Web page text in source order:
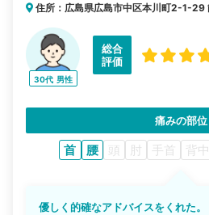
住所：広島県広島市中区本川町2-1-29
30代 男性
総合
評価
痛みの部位
首 腰 頭 肘 手首 背中
優しく的確なアドバイスをくれた。